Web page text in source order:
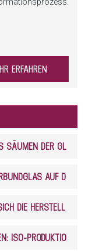
Bilanz von
und Anlagen
eröffnen
effizienter und
ERFAHREN
VERBUNDGLAS SCHNEIDEN: WIE SICH DIE HERSTELLUNG AUF DEN ZUSCHNITT AUSWIRKT